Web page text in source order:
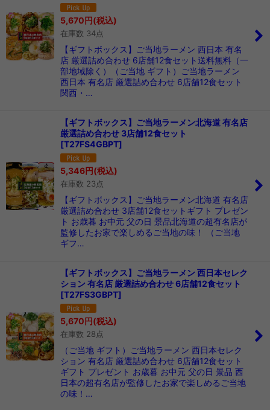
5,670円(税込)
在庫数 34点
【ギフトボックス】ご当地ラーメン 西日本 有名
店 厳選詰め合わせ 6店舗12食セット送料無料（一
部地域除く）（ご当地 ギフト）ご当地ラーメン
西日本 有名店 厳選詰め合わせ 6店舗12食セット
関西・…
【ギフトボックス】ご当地ラーメン北海道 有名店
厳選詰め合わせ 3店舗12食セット
[T27FS4GBPT]
5,346円(税込)
在庫数 23点
【ギフトボックス】ご当地ラーメン北海道 有名店
厳選詰め合わせ 3店舗12食セットギフト プレゼン
ト お歳暮 お中元 父の日 景品北海道の超有名店が
監修したお家で楽しめるご当地の味！ （ご当地
ギフ…
【ギフトボックス】ご当地ラーメン 西日本セレク
ション 有名店 厳選詰め合わせ 6店舗12食セット
[T27FS3GBPT]
5,670円(税込)
在庫数 28点
（ご当地 ギフト）ご当地ラーメン 西日本セレク
ション 有名店 厳選詰め合わせ 6店舗12食セット
ギフト プレゼント お歳暮 お中元 父の日 景品 西
日本の超有名店が監修したお家で楽しめるご当地
の味！…